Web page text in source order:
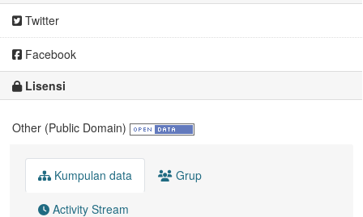
Twitter
Facebook
Lisensi
Other (Public Domain)
Kumpulan data Grup
Activity Stream